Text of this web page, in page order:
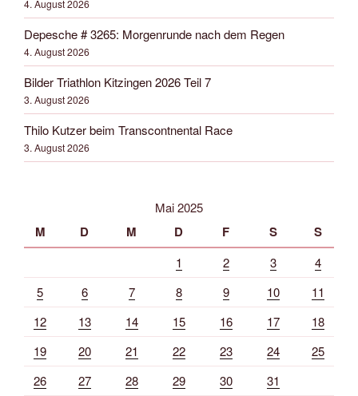
4. August 2026
Depesche # 3265: Morgenrunde nach dem Regen
4. August 2026
Bilder Triathlon Kitzingen 2026 Teil 7
3. August 2026
Thilo Kutzer beim Transcontnental Race
3. August 2026
Mai 2025
M D M D F S S
1 2 3
4
5
6 7 8 9 10
11
12
13 14 15 16 17
18
19
20 21 22 23 24
25
26
27 28 29 30 31